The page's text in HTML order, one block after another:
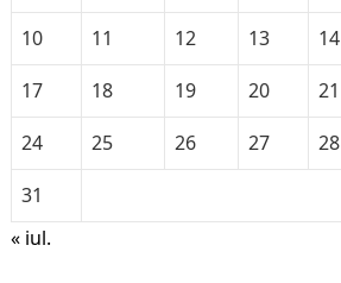
10
11 12 13 14
17
18 19 20 21
24
25 26 27 28
31
« iul.